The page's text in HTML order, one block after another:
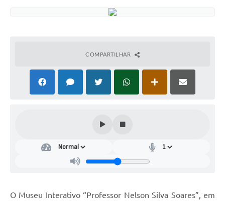
COMPARTILHAR
O Museu Interativo “Professor Nelson Silva Soares”, em